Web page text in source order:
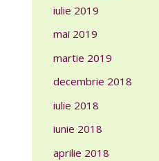
iulie 2019
mai 2019
martie 2019
decembrie 2018
iulie 2018
iunie 2018
aprilie 2018